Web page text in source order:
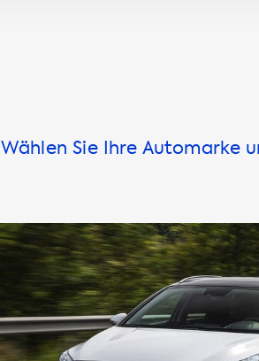
Wählen Sie Ihre Automarke